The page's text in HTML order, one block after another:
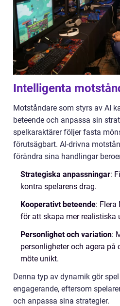
Intelligenta
Motståndare som styrs av AI
beteende och anpassa sin
spelkaraktärer följer fasta
förutsägbart. AI-drivna
förändra sina handlingar
Strategiska anpassningar:
kontra spelarens drag.
Kooperativt beteende: Flera
för att skapa mer realistiska
Personlighet och variation:
personligheter och agera på
möte unikt.
Denna typ av dynamik gör
engagerande, eftersom
och anpassa sina strategier.